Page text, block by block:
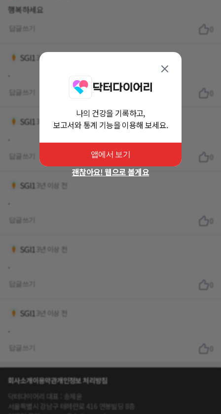
행복하세요
SGI1 3년 이상 전
.
SGI1 3년 이상 전
.
SGI1 3년 이상 전
.
SGI1 3년 이상 전
.
SGI1 3년 이상 전
.
회사소개이용약관개인정보 처리방침
닥터다이어리 대표 : 송제윤
서울특별시 강남구 테헤란로 416 연봉빌딩 8층
나의 건강을 기록하고,
보고서와 통계 기능을 이용해 보세요.
앱에서 보기
괜찮아요! 웹으로 볼게요